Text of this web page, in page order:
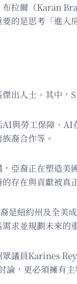
拉爾（Karan
的是思考「進
出人士。其中
與勞工保障、
裔合作等。
亞裔正在塑造
存在與貢獻被真
紐約州及全美
求並規劃未來的
議員Karines
，更必須擁有主